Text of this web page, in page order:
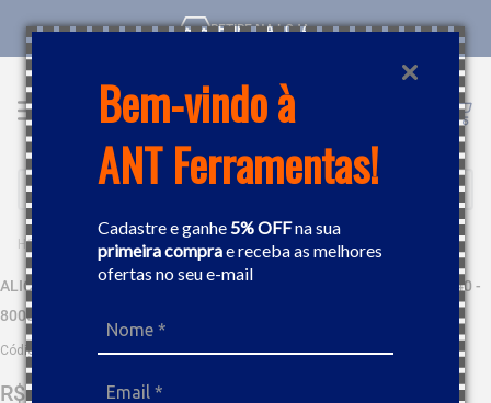
Bem-vindo à
ANT Ferramentas!
Cadastre e ganhe5% OFFna sua
primeira comprae receba as melhores
ofertas no seu e-mail
RETIRE NA LOJA
Buscar
FERRAMENTAS MANUAIS ALICATE ALICATE ANÉIS INTERNO PONTAS CURVAS 130MM GEDORE 029240 - 8000-J11
ALICATE ANÉIS INTERNO PONTAS CURVAS 130MM GEDORE 029240 -
8000-J11
Código
R$ 52